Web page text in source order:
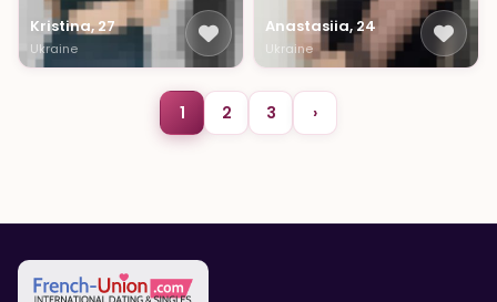
Kristina, 27
Ukraine
Anastasiia, 24
Ukraine
1 2 3 ›